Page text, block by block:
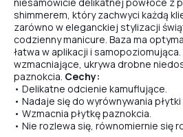
№6
№3
shimmerem, który zachwyci każdą
zarówno w eleganckiej stylizacji
codzienny manicure. Baza ma
łatwa w aplikacji i
wzmacniające, ukrywa drobne
paznokcia. Cechy:
• Delikatne odcienie kamuflujące.
• Nadaje się do wyrównywania
• Wzmacnia płytkę paznokcia.
• Nie rozlewa się, równomiernie się